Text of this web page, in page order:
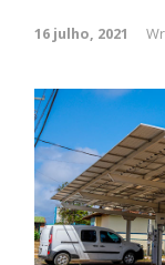
16 julho, 2021